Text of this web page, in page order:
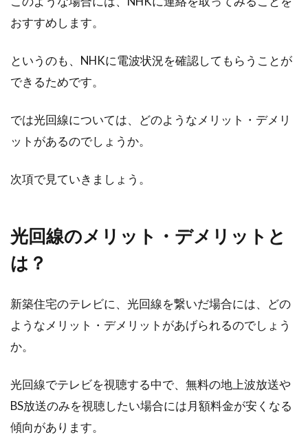
す。特に、...
おすすめします。
というのも、NHKに電波状況を確認してもらうことが
できるためです。
では光回線については、どのようなメリット・デメリ
ットがあるのでしょうか。
次項で見ていきましょう。
光回線のメリット・デメリットと
は？
新築住宅のテレビに、光回線を繋いだ場合には、どの
ようなメリット・デメリットがあげられるのでしょう
か。
光回線でテレビを視聴する中で、無料の地上波放送や
BS放送のみを視聴したい場合には月額料金が安くなる
傾向があります。